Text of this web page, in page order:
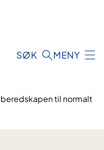
SØK MENY
til normalt